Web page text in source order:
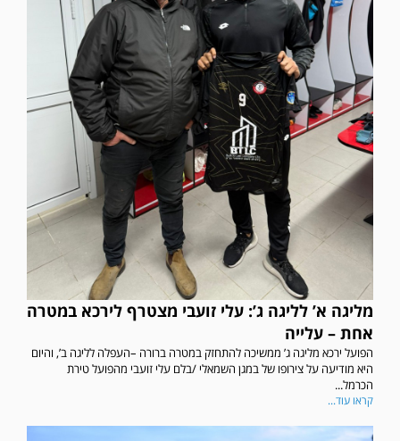
מליגה א’ לליגה ג’: עלי זועבי מצטרף לירכא במטרה
אחת – עלייה
הפועל ירכא מליגה ג’ ממשיכה להתחזק במטרה ברורה –העפלה לליגה ב’, והיום
היא מודיעה על צירופו של במגן השמאלי /בלם עלי זועבי מהפועל טירת
הכרמל...
קראו עוד...